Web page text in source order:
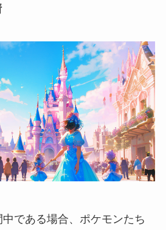
である場合、ポケモンたち